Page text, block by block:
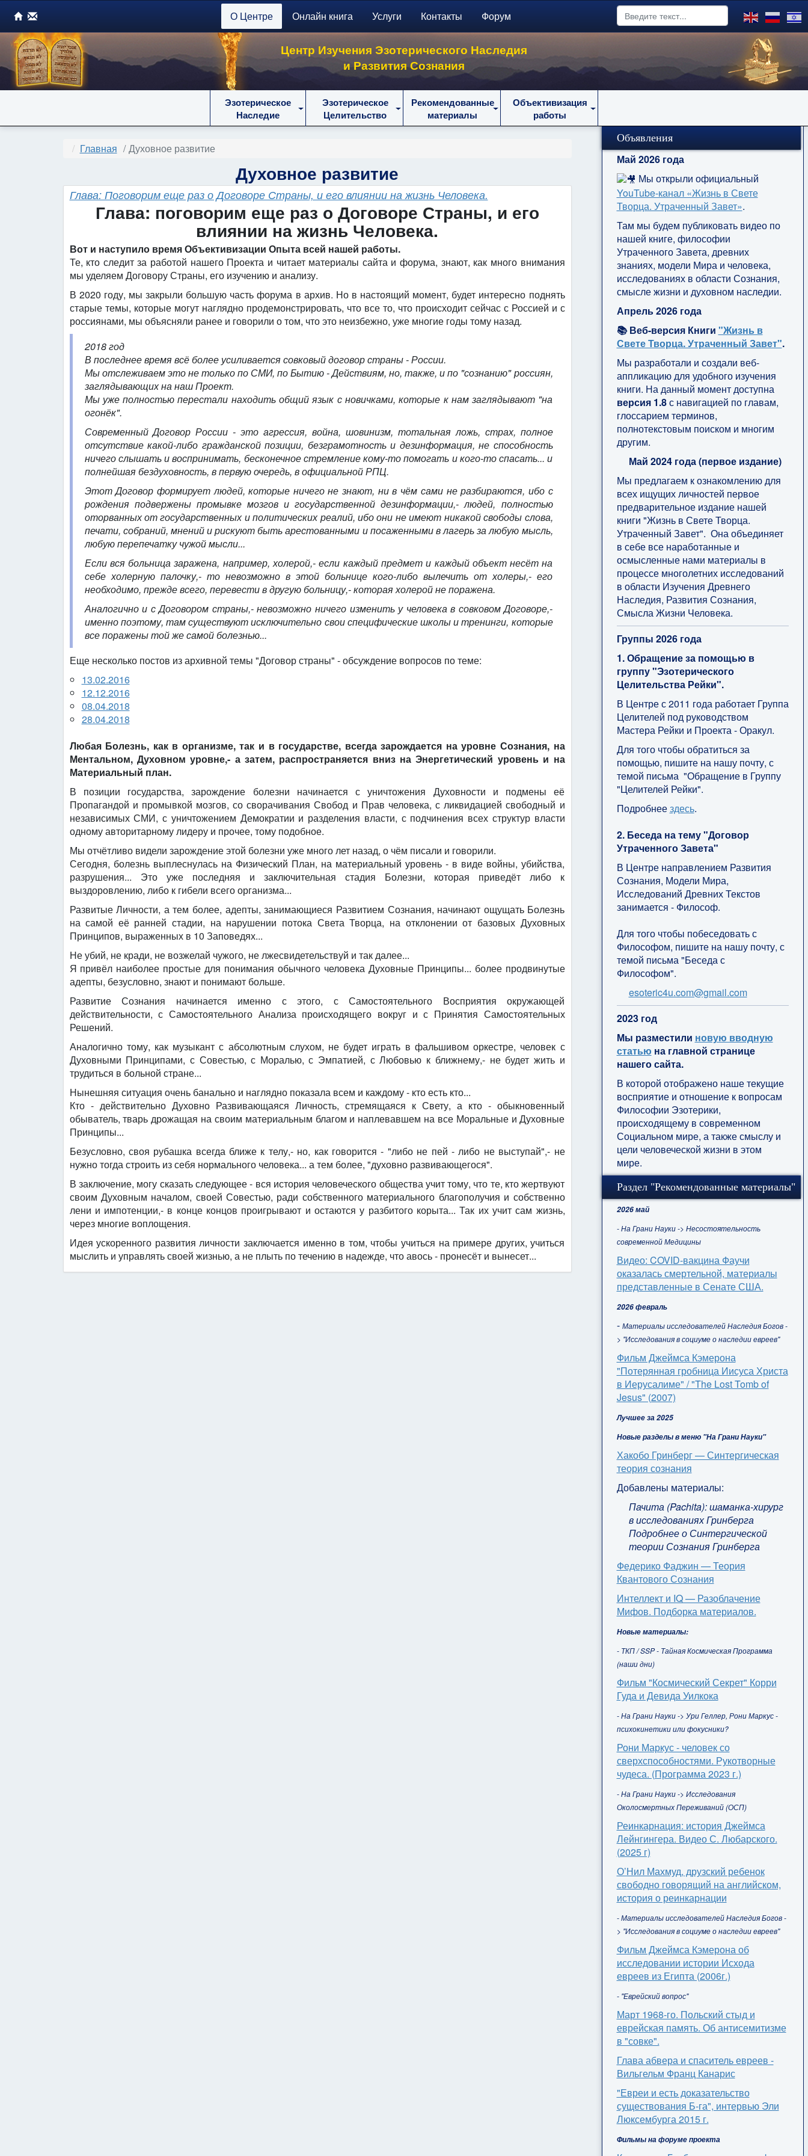
О Центре Онлайн книга Услуги Контакты Форум
Центр Изучения Эзотерического Наследия
и Развития Сознания
Эзотерическое
Наследие
Эзотерическое
Целительство
Рекомендованные
материалы
Объективизация
работы
Главная Духовное развитие
Духовное развитие
Глава: Поговорим еще раз о Договоре Страны, и его влиянии на жизнь Человека.
Глава: поговорим еще раз о Договоре Страны, и его
влиянии на жизнь Человека.
Вот и наступило время Объективизации Опыта всей нашей работы.
Те, кто следит за работой нашего Проекта и читает материалы сайта и форума, знают, как много внимания
мы уделяем Договору Страны, его изучению и анализу.
В 2020 году, мы закрыли большую часть форума в архив. Но в настоящий момент, будет интересно поднять
старые темы, которые могут наглядно продемонстрировать, что все то, что происходит сейчас с Россией и с
россиянами, мы объясняли ранее и говорили о том, что это неизбежно, уже многие годы тому назад.
2018 год
В последнее время всё более усиливается совковый договор страны - России.
Мы отслеживаем это не только по СМИ, по Бытию - Действиям, но, также, и по "сознанию" россиян,
заглядывающих на наш Проект.
Мы уже полностью перестали находить общий язык с новичками, которые к нам заглядывают "на
огонёк".
Современный Договор России - это агрессия, война, шовинизм, тотальная ложь, страх, полное
отсутствие какой-либо гражданской позиции, безграмотность и дезинформация, не способность
ничего слышать и воспринимать, бесконечное стремление кому-то помогать и кого-то спасать... и
полнейшая бездуховность, в первую очередь, в официальной РПЦ.
Этот Договор формирует людей, которые ничего не знают, ни в чём сами не разбираются, ибо с
рождения подвержены промывке мозгов и государственной дезинформации,- людей, полностью
оторванных от государственных и политических реалий, ибо они не имеют никакой свободы слова,
печати, собраний, мнений и рискуют быть арестованными и посаженными в лагерь за любую мысль,
любую перепечатку чужой мысли...
Если вся больница заражена, например, холерой,- если каждый предмет и каждый объект несёт на
себе холерную палочку,- то невозможно в этой больнице кого-либо вылечить от холеры,- его
необходимо, прежде всего, перевести в другую больницу,- которая холерой не поражена.
Аналогично и с Договором страны,- невозможно ничего изменить у человека в совковом Договоре,-
именно поэтому, там существуют исключительно свои специфические школы и тренинги, которые
все поражены той же самой болезнью...
Еще несколько постов из архивной темы "Договор страны" - обсуждение вопросов по теме:
13.02.2016
12.12.2016
08.04.2018
28.04.2018
Любая Болезнь, как в организме, так и в государстве, всегда зарождается на уровне Сознания, на
Ментальном, Духовном уровне,- а затем, распространяется вниз на Энергетический уровень и на
Материальный план.
В позиции государства, зарождение болезни начинается с уничтожения Духовности и подмены её
Пропагандой и промывкой мозгов, со сворачивания Свобод и Прав человека, с ликвидацией свободный и
независимых СМИ, с уничтожением Демократии и разделения власти, с подчинения всех структур власти
одному авторитарному лидеру и прочее, тому подобное.
Мы отчётливо видели зарождение этой болезни уже много лет назад, о чём писали и говорили.
Сегодня, болезнь выплеснулась на Физический План, на материальный уровень - в виде войны, убийства,
разрушения... Это уже последняя и заключительная стадия Болезни, которая приведёт либо к
выздоровлению, либо к гибели всего организма...
Развитые Личности, а тем более, адепты, занимающиеся Развитием Сознания, начинают ощущать Болезнь
на самой её ранней стадии, на нарушении потока Света Творца, на отклонении от базовых Духовных
Принципов, выраженных в 10 Заповедях...
Не убий, не кради, не возжелай чужого, не лжесвидетельствуй и так далее...
Я привёл наиболее простые для понимания обычного человека Духовные Принципы... более продвинутые
адепты, безусловно, знают и понимают больше.
Развитие Сознания начинается именно с этого, с Самостоятельного Восприятия окружающей
действительности, с Самостоятельного Анализа происходящего вокруг и с Принятия Самостоятельных
Решений.
Аналогично тому, как музыкант с абсолютным слухом, не будет играть в фальшивом оркестре, человек с
Духовными Принципами, с Совестью, с Моралью, с Эмпатией, с Любовью к ближнему,- не будет жить и
трудиться в больной стране...
Нынешняя ситуация очень банально и наглядно показала всем и каждому - кто есть кто...
Кто - действительно Духовно Развивающаяся Личность, стремящаяся к Свету, а кто - обыкновенный
обыватель, тварь дрожащая на своим материальным благом и наплевавшем на все Моральные и Духовные
Принципы...
Безусловно, своя рубашка всегда ближе к телу,- но, как говорится - "либо не пей - либо не выступай",- не
нужно тогда строить из себя нормального человека... а тем более, "духовно развивающегося".
В заключение, могу сказать следующее - вся история человеческого общества учит тому, что те, кто жертвуют
своим Духовным началом, своей Совестью, ради собственного материального благополучия и собственно
лени и импотенции,- в конце концов проигрывают и остаются у разбитого корыта... Так их учит сам жизнь,
через многие воплощения.
Идея ускоренного развития личности заключается именно в том, чтобы учиться на примере других, учиться
мыслить и управлять своей жизнью, а не плыть по течению в надежде, что авось - пронесёт и вынесет...
Объявления
Май 2026 года
Мы открыли официальный
YouTube‑канал «Жизнь в Свете
Творца. Утраченный Завет».
Там мы будем публиковать видео по
нашей книге, философии
Утраченного Завета, древних
знаниях, модели Мира и человека,
исследованиях в области Сознания,
смысле жизни и духовном наследии.
Апрель 2026 года
📚 Веб-версия Книги "Жизнь в
Свете Творца. Утраченный Завет".
Мы разработали и создали веб-
аппликацию для удобного изучения
книги. На данный момент доступна
версия 1.8с навигацией по главам,
глоссарием терминов,
полнотекстовым поиском и многим
другим.
Май 2024 года (первое издание)
Мы предлагаем к ознакомлению для
всех ищущих личностей первое
предварительное издание нашей
книги "Жизнь в Свете Творца.
Утраченный Завет". Она объединяет
в себе все наработанные и
осмысленные нами материалы в
процессе многолетних исследований
в области Изучения Древнего
Наследия, Развития Сознания,
Смысла Жизни Человека.
Группы 2026 года
1. Обращение за помощью в
группу "Эзотерического
Целительства Рейки".
В Центре с 2011 года работает Группа
Целителей под руководством
Мастера Рейки и Проекта - Оракул.
Для того чтобы обратиться за
помощью, пишите на нашу почту, с
темой письма "Обращение в Группу
"Целителей Рейки".
Подробнеездесь.
2. Беседа на тему "Договор
Утраченного Завета"
В Центре направлением Развития
Сознания, Модели Мира,
Исследований Древних Текстов
занимается - Философ.
Для того чтобы побеседовать с
Философом, пишите на нашу почту, с
темой письма "Беседа с
Философом".
esoteric4u.com@gmail.com
2023 год
Мы разместили новую вводную
статью на главной странице
нашего сайта.
В которой отображено наше текущие
восприятие и отношение к вопросам
Философии Эзотерики,
происходящему в современном
Социальном мире, а также смыслу и
цели человеческой жизни в этом
мире.
Раздел "Рекомендованные материалы"
2026 май
- На Грани Науки -> Несостоятельность
современной Медицины
Видео: COVID-вакцина Фаучи
оказалась смертельной, материалы
представленные в Сенате США.
2026 февраль
- Материалы исследователей Наследия Богов -
> "Исследования в социуме о наследии евреев"
Фильм Джеймса Кэмерона
"Потерянная гробница Иисуса Христа
в Иерусалиме" / "The Lost Tomb of
Jesus" (2007)
Лучшее за 2025
Новые разделы в меню "На Грани Науки"
Хакобо Гринберг — Синтергическая
теория сознания
Добавлены материалы:
Пачита (Pachita): шаманка-хирург
в исследованиях Гринберга
Подробнее о Синтергической
теории Сознания Гринберга
Федерико Фаджин — Теория
Квантового Сознания
Интеллект и IQ — Разоблачение
Мифов. Подборка материалов.
Новые материалы:
- ТКП / SSP - Тайная Космическая Программа
(наши дни)
Фильм "Космический Секрет" Корри
Гуда и Девида Уилкока
- На Грани Науки -> Ури Геллер, Рони Маркус -
психокинетики или фокусники?
Рони Маркус - человек со
сверхспособностями. Рукотворные
чудеса. (Программа 2023 г.)
- На Грани Науки -> Исследования
Околосмертных Переживаний (ОСП)
Реинкарнация: история Джеймса
Лейнгингера. Видео С. Любарского.
(2025 г)
О’Нил Махмуд, друзский ребенок
свободно говорящий на английском,
история о реинкарнации
- Материалы исследователей Наследия Богов -
> "Исследования в социуме о наследии евреев"
Фильм Джеймса Кэмерона об
исследовании истории Исхода
евреев из Египта (2006г.)
- "Еврейский вопрос"
Март 1968-го. Польский стыд и
еврейская память. Об антисемитизме
в "совке".
Глава абвера и спаситель евреев -
Вильгельм Франц Канарис
"Евреи и есть доказательство
существования Б-га", интервью Эли
Люксембурга 2015 г.
Фильмы на форуме проекта